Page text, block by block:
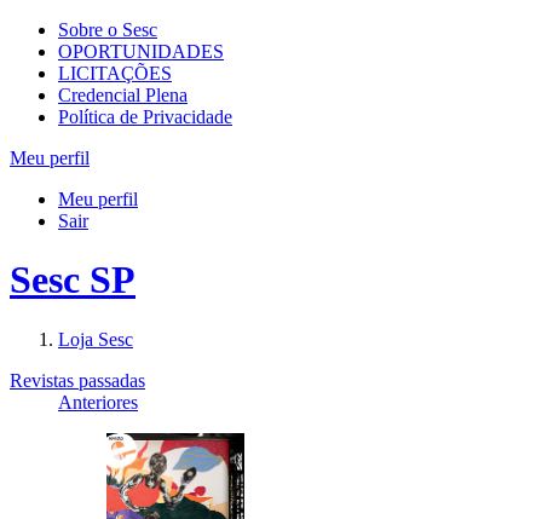
Sobre o Sesc
OPORTUNIDADES
LICITAÇÕES
Credencial Plena
Política de Privacidade
Meu perfil
Meu perfil
Sair
Sesc SP
Loja Sesc
Revistas passadas
Anteriores